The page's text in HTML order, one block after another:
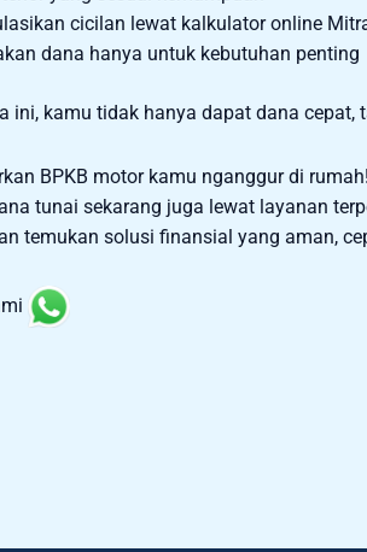
cicilan lewat kalkulator online
dana hanya untuk kebutuhan penting
ini, kamu tidak hanya dapat dana
BPKB motor kamu nganggur di rumah!
tunai sekarang juga lewat layanan
temukan solusi finansial yang aman,